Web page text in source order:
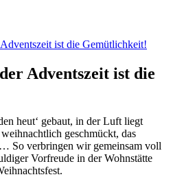
ist die Gemütlichkeit!
Adventszeit ist die
heut‘ gebaut, in der Luft liegt
geschmückt, das
So verbringen wir gemeinsam voll
Vorfreude in der Wohnstätte